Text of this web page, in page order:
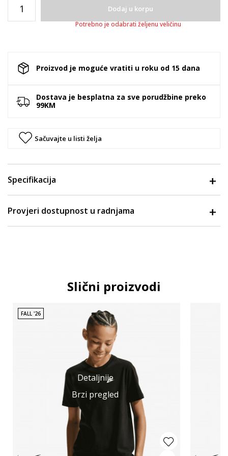
Dodaj u korpu
Potrebno je odabrati željenu veličinu
Proizvod je moguće vratiti u roku od 15 dana
Dostava je besplatna za sve porudžbine preko
99KM
Sačuvajte u listi želja
Specifikacija
Provjeri dostupnost u radnjama
Slični proizvodi
Detaljnije
Brzi pregled
FALL '26